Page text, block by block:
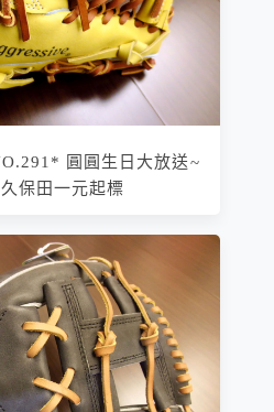
圓圓生日大放送~
保田一元起標